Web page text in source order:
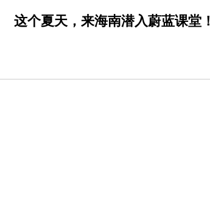
这个夏天，来海南潜入蔚蓝课堂！